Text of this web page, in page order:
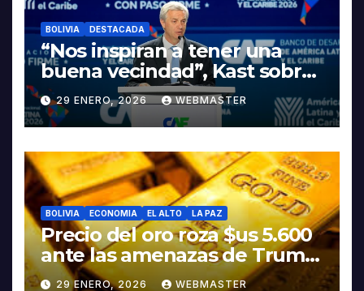
BOLIVIA DESTACADA
“Nos inspiran a tener una
buena vecindad”, Kast sobre
discurso del presidente
Rodrigo Paz
29 ENERO, 2026 WEBMASTER
BOLIVIA ECONOMIA EL ALTO LA PAZ
Precio del oro roza $us 5.600
ante las amenazas de Trump
contra Irán
29 ENERO, 2026 WEBMASTER